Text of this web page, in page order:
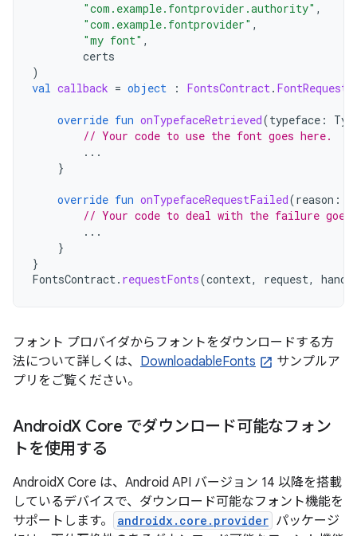
"com.example.fontprovider.authority" ,
"com.example.fontprovider" ,
"my font" ,
certs
)
val callback = object : FontsContract.
override fun onTypefaceRetrieved(typeface :
// Your code to use the font goes here.
...
}
override fun onTypefaceRequestFailed(reason :
// Your code to deal with the failure goes
...
}
}
FontsContract. requestFonts(context, request,
フォント プロバイダからフォントをダウンロードする方
法について詳しくは、 DownloadableFonts
サンプルア
プリをご覧ください。
AndroidX Core でダウンロード可能なフォン
トを使用する
AndroidX Core は、Android API バージョン 14 以降を搭載
しているデバイスで、ダウンロード可能なフォント機能を
サポートします。
androidx.core.provider パッケージ